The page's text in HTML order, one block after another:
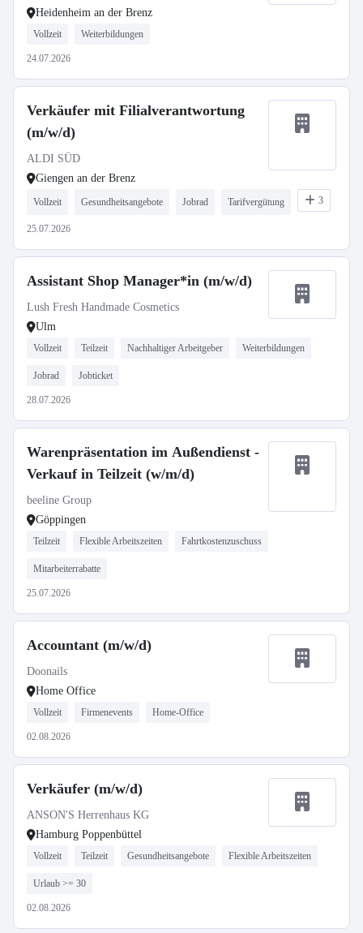
Heidenheim an der Brenz
Vollzeit Weiterbildungen
24.07.2026
Verkäufer mit Filialverantwortung
(m/w/d)
ALDI SÜD
Giengen an der Brenz
Vollzeit Gesundheitsangebote Jobrad Tarifvergütung 3
25.07.2026
Assistant Shop Manager*in (m/w/d)
Lush Fresh Handmade Cosmetics
Ulm
Vollzeit Teilzeit Nachhaltiger Arbeitgeber Weiterbildungen
Jobrad Jobticket
28.07.2026
Warenpräsentation im Außendienst -
Verkauf in Teilzeit (w/m/d)
beeline Group
Göppingen
Teilzeit Flexible Arbeitszeiten Fahrtkostenzuschuss
Mitarbeiterrabatte
25.07.2026
Accountant (m/w/d)
Doonails
Home Office
Vollzeit Firmenevents Home-Office
02.08.2026
Verkäufer (m/w/d)
ANSON'S Herrenhaus KG
Hamburg Poppenbüttel
Vollzeit Teilzeit Gesundheitsangebote Flexible Arbeitszeiten
Urlaub >= 30
02.08.2026